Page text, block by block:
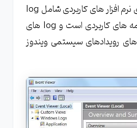
عنوان مثال log های نرم افزار های کاربردی شامل log
های رویدادهای برنامه های کاربردی است و log های
سیستم شامل logهای رویدادهای سیستمی ویندوز